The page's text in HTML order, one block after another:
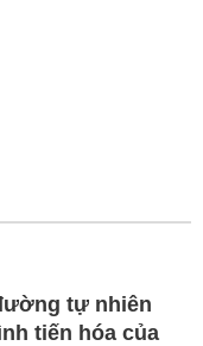
tự nhiên
tiến hóa của